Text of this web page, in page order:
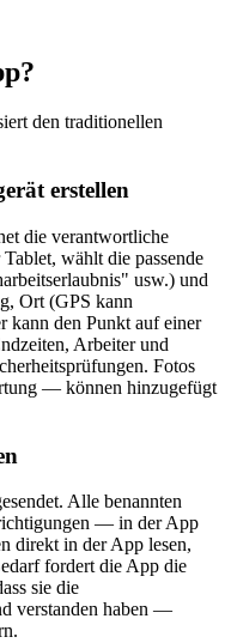
den traditionellen
erstellen
die verantwortliche
wählt die passende
usw.) und
Ort (GPS kann
kann den Punkt auf einer
Arbeiter und
Fotos
— können hinzugefügt
Alle benannten
— in der App
direkt in der App lesen,
fordert die App die
sie die
verstanden haben —